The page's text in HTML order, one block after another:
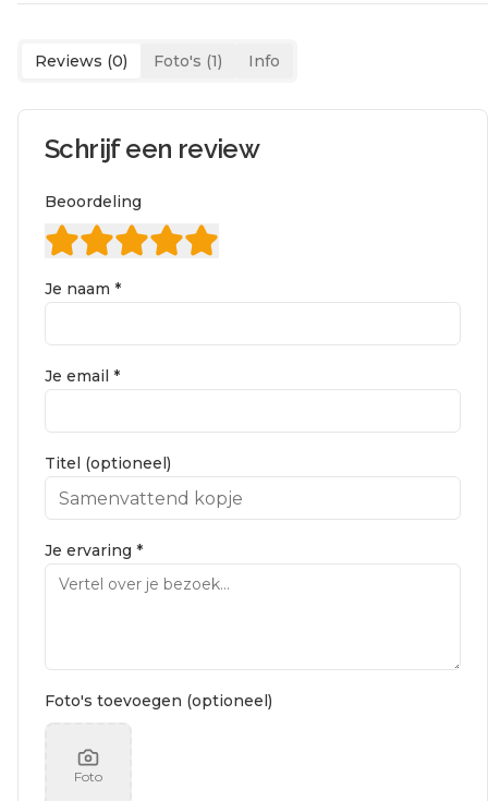
Reviews (0) Foto's (1) Info
Schrijf een review
Beoordeling
Je naam *
Je email *
Titel (optioneel)
Je ervaring *
Foto's toevoegen (optioneel)
Foto